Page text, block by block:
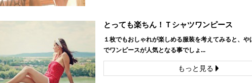
とっても楽ちん！Ｔシャツワンピース
１枚でもおしゃれが楽しめる服装を考えてみると、や
でワンピースが人気となる事でしょ...
もっと見る